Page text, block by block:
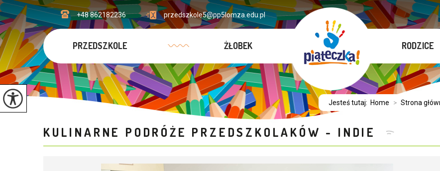
przedszkole5@pp5lomza.edu.pl
+48 862182236
PRZEDSZKOLE ŻŁOBEK RODZICE
Jesteś tutaj: Home > Strona
KULINARNE PODRÓŻE PRZEDSZKOLAKÓW - INDIE